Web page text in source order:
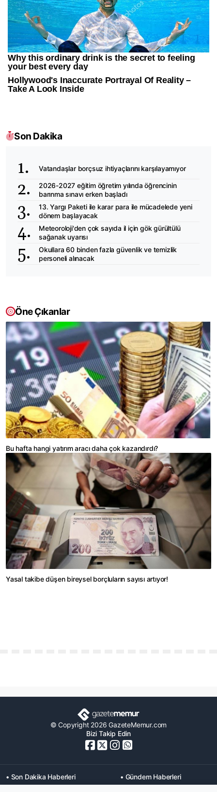
Son Dakika
Vatandaşlar borçsuz ihtiyaçlarını karşılayamıyor
2026-2027 eğitim öğretim yılında öğrencinin
barınma sınavı erken başladı
13. Yargı Paketi ile karar para ile mücadelede yeni
dönem başlayacak
Meteoroloji'den çok sayıda il için gök gürültülü
sağanak uyarısı
Okullara 60 binden fazla güvenlik ve temizlik
personeli alınacak
Öne Çıkanlar
Bu hafta hangi yatırım aracı daha çok kazandırdı?
Yasal takibe düşen bireysel borçluların sayısı artıyor!
© Copyright 2026 GazeteMemur.com
Bizi Takip Edin
• Son Dakika Haberleri
• Gündem Haberleri
• Memurlar Haberleri
• KPSS Haberleri